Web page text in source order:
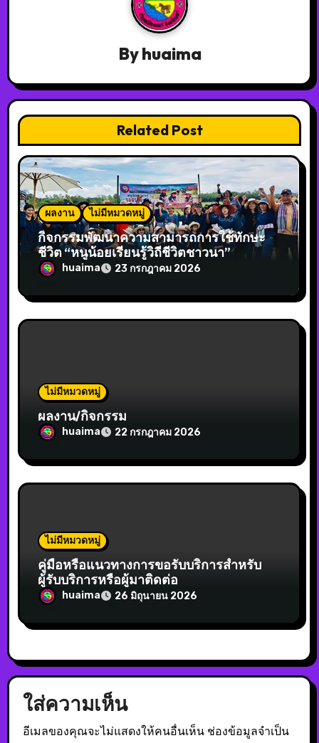
Byhuaima
Related Post
ผลงาน ไม่มีหมวดหมู่
กิจกรรมพัฒนาความสามารถการใช้ทักษะ
ชีวิต “หนูน้อยเรียนรู้วิถีชีวิตชาวนา”
huaima 23 กรกฎาคม 2026
ไม่มีหมวดหมู่
ผลงาน/กิจกรรม
huaima 22 กรกฎาคม 2026
ไม่มีหมวดหมู่
คู่มือหรือแนวทางการขอรับบริการสำหรับ
ผู้รับบริการหรือผู้มาติดต่อ
huaima 26 มิถุนายน 2026
ใส่ความเห็น
อีเมลของคุณจะไม่แสดงให้คนอื่นเห็น ช่องข้อมูลจำเป็น